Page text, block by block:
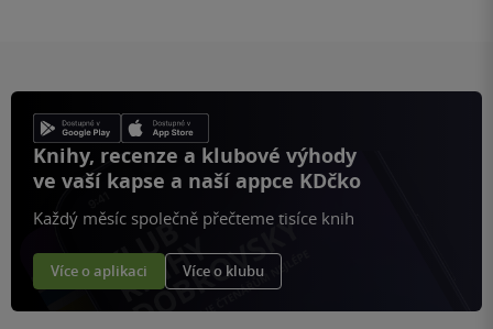
Knihy, recenze a klubové výhody
ve vaší kapse a naší appce KDčko
Každý měsíc společně přečteme tisíce knih
Více o aplikaci Více o klubu